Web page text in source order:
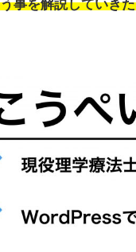
事を解説していき